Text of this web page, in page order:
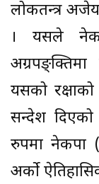
लोकतन्त्र
। यसले
यसको
सन्देश दिएको
रुपमा नेकपा
अर्को